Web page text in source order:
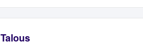
Talous